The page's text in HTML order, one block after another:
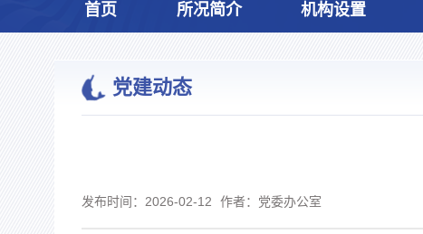
首页 所况简介 机构设置
党建动态
发布时间：2026-02-12 作者：党委办公室